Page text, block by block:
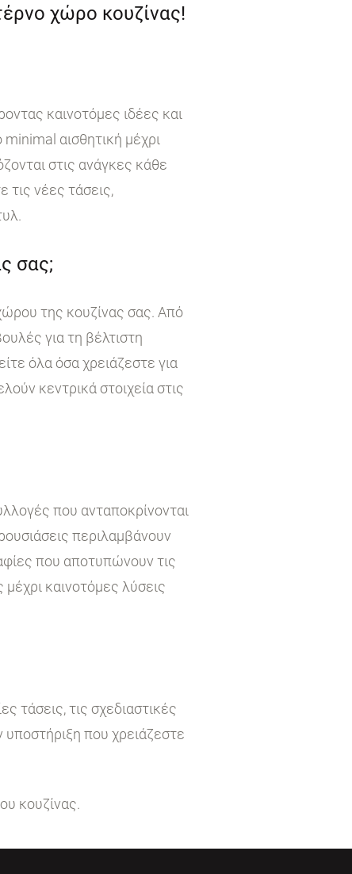
χώρο κουζίνας!
καινοτόμες ιδέες και
αισθητική μέχρι
στις ανάγκες κάθε
νέες τάσεις,
σας;
της κουζίνας σας. Από
για τη βέλτιστη
όλα όσα χρειάζεστε για
κεντρικά στοιχεία στις
που ανταποκρίνονται
περιλαμβάνουν
που αποτυπώνουν τις
καινοτόμες λύσεις
τάσεις, τις σχεδιαστικές
που χρειάζεστε
κουζίνας.